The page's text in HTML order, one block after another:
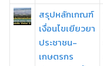
สรุปหลักเกณฑ์
เงื่อนไขเยียวยา
ประชาชน-
เกษตรกร